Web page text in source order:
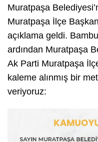
Muratpaşa
Muratpaşa İlçe
açıklama geldi.
ardından Muratpaşa
Ak Parti Muratpaşa
kaleme alınmış bir
veriyoruz: